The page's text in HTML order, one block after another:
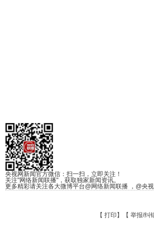
央视网新闻官方微信：扫一扫，立即关注！
关注"网络新闻联播"，获取独家新闻资讯。
更多精彩请关注各大微博平台@网络新闻联播 ，@央视
【 打印 】【 举报/纠